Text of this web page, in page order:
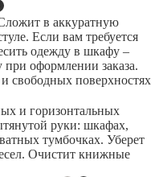
в аккуратную
Если вам требуется
одежду в шкафу –
оформлении заказа.
свободных поверхностях
и горизонтальных
руки: шкафах,
тумбочках. Уберет
Очистит книжные